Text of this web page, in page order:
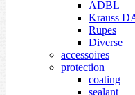
ADBL
Krauss
Rupes
Diverse
accessoires
protection
coating
sealant